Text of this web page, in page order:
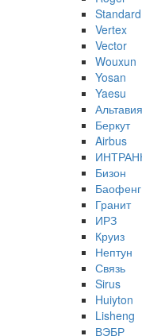
Vertex
Vector
Wouxun
Yosan
Yaesu
Альтавия
Беркут
Airbus
Бизон
Баофенг
Гранит
ИРЗ
Круиз
Нептун
Связь
Sirus
Huiyton
Lisheng
ВЭБР